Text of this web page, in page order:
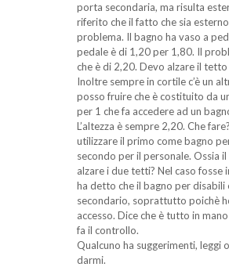
porta secondaria, ma risulta
riferito che il fatto che sia
problema. Il bagno ha vaso a
pedale è di 1,20 per 1,80. Il
che è di 2,20. Devo alzare il tetto
Inoltre sempre in cortile c’è un
posso fruire che è costituito da
per 1 che fa accedere ad un
L’altezza è sempre 2,20. Che
utilizzare il primo come bagno
secondo per il personale. Ossia
alzare i due tetti? Nel caso fosse
ha detto che il bagno per disabili
secondario, soprattutto poichè
accesso. Dice che è tutto in
fa il controllo.
Qualcuno ha suggerimenti, leggi
darmi.